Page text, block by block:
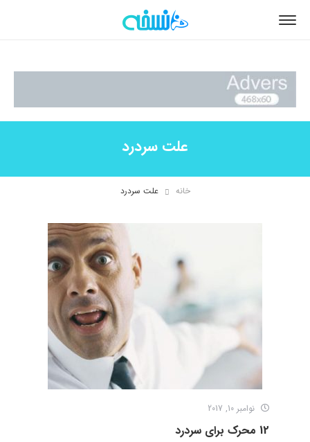
علت سردرد
خانه علت سردرد
نوامبر 10, 2017
12 محرک برای سردرد